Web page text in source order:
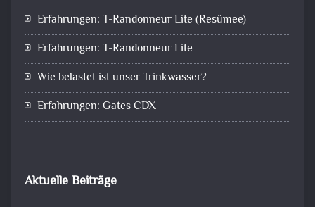
Erfahrungen: T-Randonneur Lite (Resümee)
Erfahrungen: T-Randonneur Lite
Wie belastet ist unser Trinkwasser?
Erfahrungen: Gates CDX
Aktuelle Beiträge